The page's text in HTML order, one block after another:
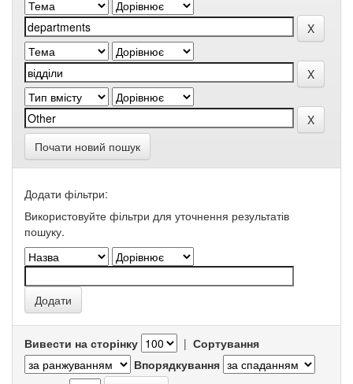
Почати новий пошук
Додати фільтри:
Використовуйте фільтри для уточнення результатів
пошуку.
Вивести на сторінку | Сортування
Впорядкування